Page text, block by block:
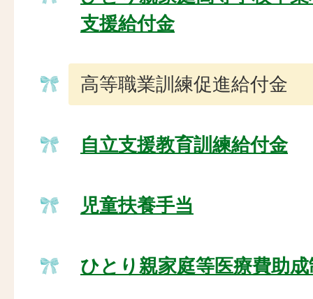
支援給付金
高等職業訓練促進給付金
自立支援教育訓練給付金
児童扶養手当
ひとり親家庭等医療費助